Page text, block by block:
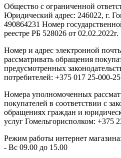
Общество с ограниченной
Юридический адрес: 246022, г.
490864231 Номер
реестре РБ 528026 от 02.02.2022г.
Номер и адрес электронной
рассматривать обращения
предусмотренных
потребителей: +375 017 25-000-
Номера уполномоченных
покупателей в соответствии с
обращениях граждан и
услуг Гомельгорисполком: +375
Режим работы интернет
- Вс 09.00 до 15.00